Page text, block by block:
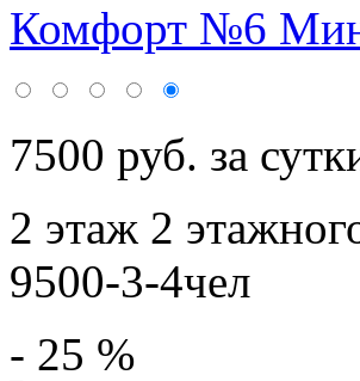
Комфорт №6
7500 руб. за
2 этаж 2
9500-3-4чел
- 25 %